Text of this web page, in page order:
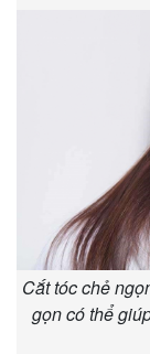
Bóng đá
Lịch thi đấu bóng
Thế giới thể thao
eSports
Cắt tóc chẻ
gọn có thể